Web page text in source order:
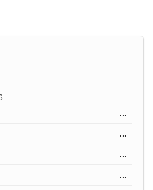
...
...
...
...